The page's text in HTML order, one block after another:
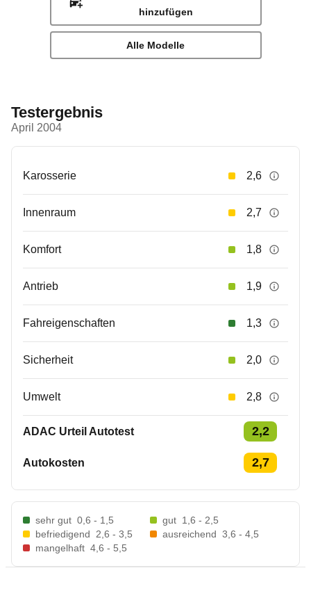
hinzufügen
Alle Modelle
Testergebnis
April 2004
Karosserie 2,6
Innenraum 2,7
Komfort 1,8
Antrieb 1,9
Fahreigenschaften 1,3
Sicherheit 2,0
Umwelt 2,8
ADAC Urteil Autotest 2,2
Autokosten 2,7
sehr gut 0,6 - 1,5 gut 1,6 - 2,5
befriedigend
2,6 - 3,5 ausreichend 3,6 - 4,5
mangelhaft 4,6 - 5,5